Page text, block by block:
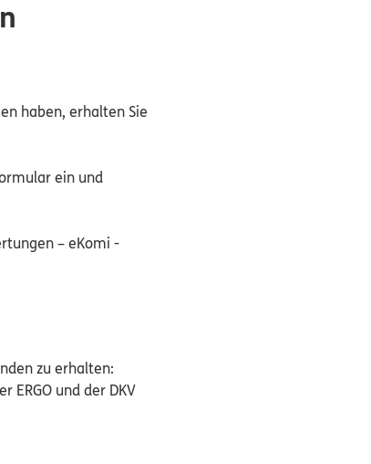
haben, erhalten Sie
ein und
– eKomi -
zu erhalten:
ERGO und der DKV